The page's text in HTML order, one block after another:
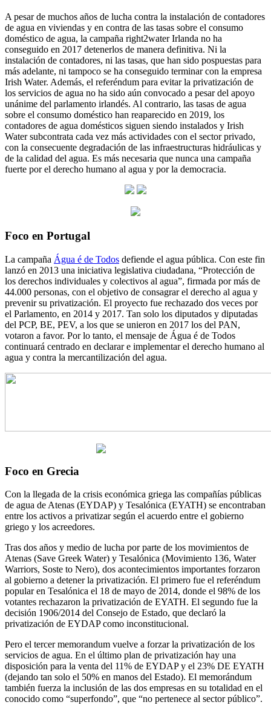
A pesar de muchos años de lucha contra la instalación de contadores
de agua en viviendas y en contra de las tasas sobre el consumo
doméstico de agua, la campaña right2water Irlanda no ha
conseguido en 2017 detenerlos de manera definitiva. Ni la
instalación de contadores, ni las tasas, que han sido pospuestas para
más adelante, ni tampoco se ha conseguido terminar con la empresa
Irish Water. Además, el referéndum para evitar la privatización de
los servicios de agua no ha sido aún convocado a pesar del apoyo
unánime del parlamento irlandés. Al contrario, las tasas de agua
sobre el consumo doméstico han reaparecido en 2019, los
contadores de agua domésticos siguen siendo instalados y Irish
Water subcontrata cada vez más actividades con el sector privado,
con la consecuente degradación de las infraestructuras hidráulicas y
de la calidad del agua. Es más necesaria que nunca una campaña
fuerte por el derecho humano al agua y por la democracia.
Foco en Portugal
La campaña Água é de Todos defiende el agua pública. Con este fin
lanzó en 2013 una iniciativa legislativa ciudadana, “Protección de
los derechos individuales y colectivos al agua”, firmada por más de
44.000 personas, con el objetivo de consagrar el derecho al agua y
prevenir su privatización. El proyecto fue rechazado dos veces por
el Parlamento, en 2014 y 2017. Tan solo los diputados y diputadas
del PCP, BE, PEV, a los que se unieron en 2017 los del PAN,
votaron a favor. Por lo tanto, el mensaje de Água é de Todos
continuará centrado en declarar e implementar el derecho humano al
agua y contra la mercantilización del agua.
Foco en Grecia
Con la llegada de la crisis económica griega las compañías públicas
de agua de Atenas (EYDAP) y Tesalónica (EYATH) se encontraban
entre los activos a privatizar según el acuerdo entre el gobierno
griego y los acreedores.
Tras dos años y medio de lucha por parte de los movimientos de
Atenas (Save Greek Water) y Tesalónica (Movimiento 136, Water
Warriors, Soste to Nero), dos acontecimientos importantes forzaron
al gobierno a detener la privatización. El primero fue el referéndum
popular en Tesalónica el 18 de mayo de 2014, donde el 98% de los
votantes rechazaron la privatización de EYATH. El segundo fue la
decisión 1906/2014 del Consejo de Estado, que declaró la
privatización de EYDAP como inconstitucional.
Pero el tercer memorandum vuelve a forzar la privatización de los
servicios de agua. En el último plan de privatización hay una
disposición para la venta del 11% de EYDAP y el 23% DE EYATH
(dejando tan solo el 50% en manos del Estado). El memorándum
también fuerza la inclusión de las dos empresas en su totalidad en el
conocido como “superfondo”, que “no pertenece al sector público”.